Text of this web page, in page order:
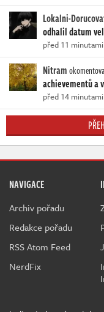
Lokalni-
odhalil datum
před 11 minutami
Nitram
achievementů a
před 14 minutami
NAVIGACE
Archiv pořadu
Redakce pořadu
RSS Atom Feed
NerdFix